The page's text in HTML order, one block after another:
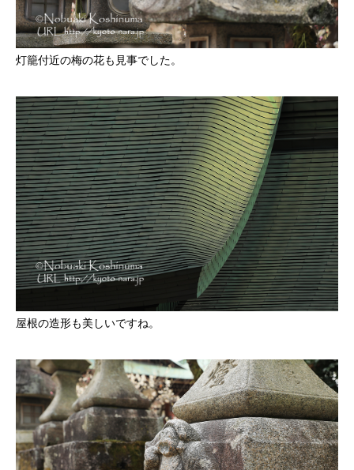
灯籠付近の梅の花も見事でした。
屋根の造形も美しいですね。